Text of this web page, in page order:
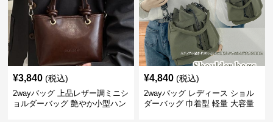
¥3,840 (税込)
2wayバッグ 上品レザー調ミニシ
ョルダーバッグ 艶やか小型ハン
¥4,840 (税込)
2wayバッグ レディース ショル
ダーバッグ 巾着型 軽量 大容量